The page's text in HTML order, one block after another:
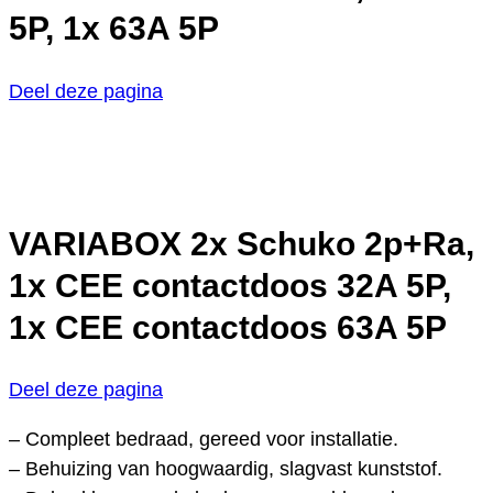
5P, 1x 63A 5P
Deel deze pagina
VARIABOX 2x Schuko 2p+Ra,
1x CEE contactdoos 32A 5P,
1x CEE contactdoos 63A 5P
Deel deze pagina
– Compleet bedraad, gereed voor installatie.
– Behuizing van hoogwaardig, slagvast kunststof.